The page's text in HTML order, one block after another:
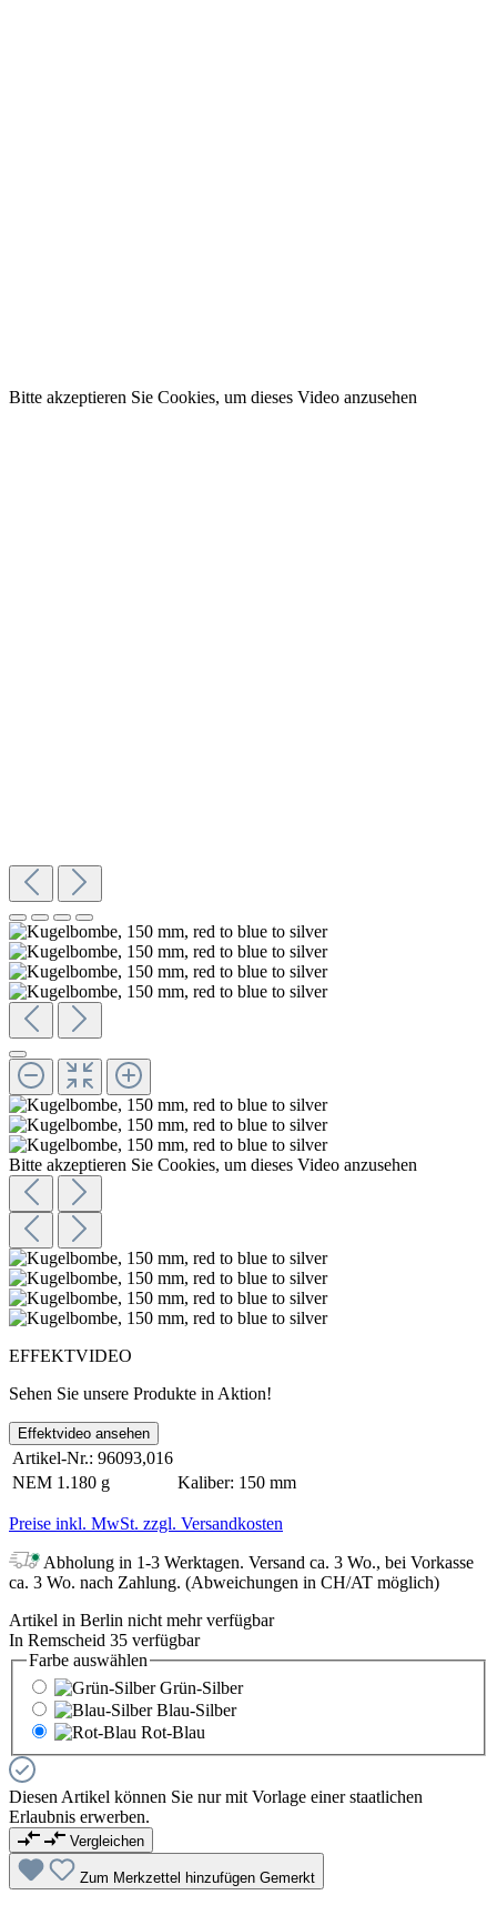
Bitte akzeptieren Sie Cookies, um dieses Video anzusehen
Bitte akzeptieren Sie Cookies, um dieses Video anzusehen
EFFEKTVIDEO
Sehen Sie unsere Produkte in Aktion!
Effektvideo ansehen
Artikel-Nr.: 96093,016
NEM 1.180 g Kaliber: 150 mm
Preise inkl. MwSt. zzgl. Versandkosten
Abholung in 1-3 Werktagen. Versand ca. 3 Wo., bei Vorkasse
ca. 3 Wo. nach Zahlung. (Abweichungen in CH/AT möglich)
Artikel in Berlin nicht mehr verfügbar
In Remscheid 35 verfügbar
Farbe auswählen
Grün-Silber
Blau-Silber
Rot-Blau
Diesen Artikel können Sie nur mit Vorlage einer staatlichen
Erlaubnis erwerben.
Vergleichen
Zum Merkzettel hinzufügen Gemerkt